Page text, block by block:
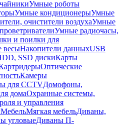
Умные роботы
Умные кондиционерыУмные
очистители воздухаУмные
Умные радиочасы,
и поилки для
весыНакопители данныхUSB
SSD дискиКарты
Оптические
Камеры
для CCTVДомофоны,
домаОхранные системы,
и управления
МебельМягкая мебельДиваны,
угловыеДиваны П-